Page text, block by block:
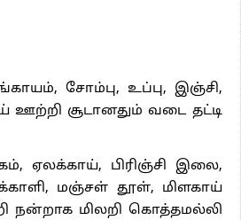
சோம்பு, உப்பு, இஞ்சி,
சூடானதும் வடை தட்டி
ஏலக்காய், பிரிஞ்சி இலை,
மஞ்சள் தூள், மிளகாய்
நன்றாக மிலறி கொத்தமல்லி